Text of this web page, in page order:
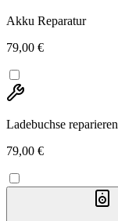
Akku Reparatur
79,00 €
Ladebuchse reparieren
79,00 €